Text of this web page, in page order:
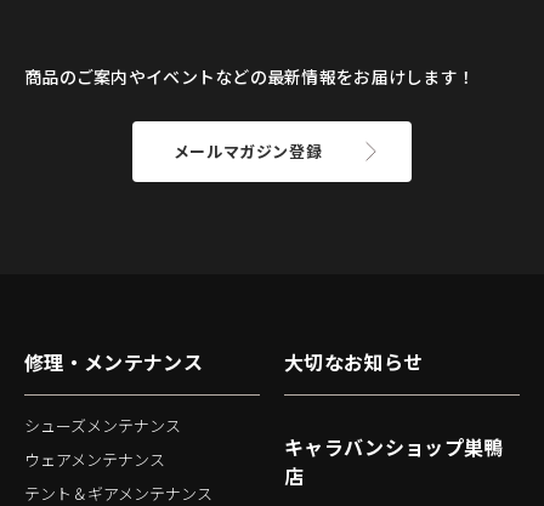
商品のご案内やイベントなどの最新情報をお届けします！
メールマガジン登録
修理・メンテナンス
シューズメンテナンス
ウェアメンテナンス
テント＆ギアメンテナンス
大切なお知らせ
キャラバンショップ巣鴨
店